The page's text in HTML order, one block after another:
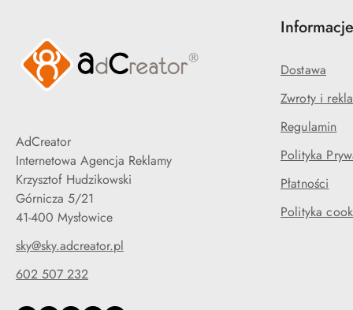
AdCreator
Internetowa Agencja Reklamy
Krzysztof Hudzikowski
Górnicza 5/21
41-400 Mysłowice
sky@sky.adcreator.pl
602 507 232
Informacje
Dostawa
Zwroty i
Regulamin
Polityka
Płatności
Polityka